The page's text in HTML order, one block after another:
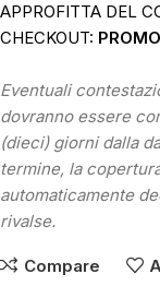
APPROFITTA DEL
CHECKOUT:
Eventuali
dovranno essere
(dieci) giorni dalla
termine, la
automaticamente
rivalse.
Compare